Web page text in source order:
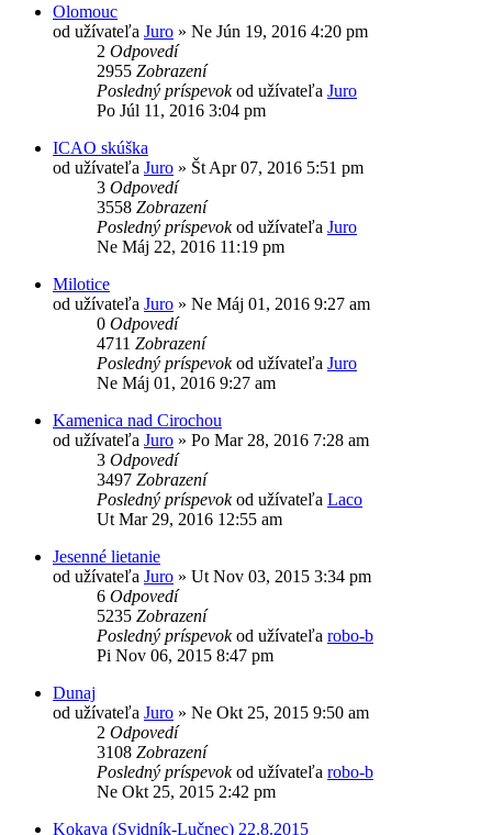
Olomouc
od užívateľa Juro » Ne Jún 19, 2016 4:20 pm
2 Odpovedí
2955 Zobrazení
Posledný príspevokod užívateľa Juro
Po Júl 11, 2016 3:04 pm
ICAO skúška
od užívateľa Juro » Št Apr 07, 2016 5:51 pm
3 Odpovedí
3558 Zobrazení
Posledný príspevokod užívateľa Juro
Ne Máj 22, 2016 11:19 pm
Milotice
od užívateľa Juro » Ne Máj 01, 2016 9:27 am
0 Odpovedí
4711 Zobrazení
Posledný príspevokod užívateľa Juro
Ne Máj 01, 2016 9:27 am
Kamenica nad Cirochou
od užívateľa Juro » Po Mar 28, 2016 7:28 am
3 Odpovedí
3497 Zobrazení
Posledný príspevokod užívateľa Laco
Ut Mar 29, 2016 12:55 am
Jesenné lietanie
od užívateľa Juro » Ut Nov 03, 2015 3:34 pm
6 Odpovedí
5235 Zobrazení
Posledný príspevokod užívateľa robo-b
Pi Nov 06, 2015 8:47 pm
Dunaj
od užívateľa Juro » Ne Okt 25, 2015 9:50 am
2 Odpovedí
3108 Zobrazení
Posledný príspevokod užívateľa robo-b
Ne Okt 25, 2015 2:42 pm
Kokava (Svidník-Lučnec) 22.8.2015